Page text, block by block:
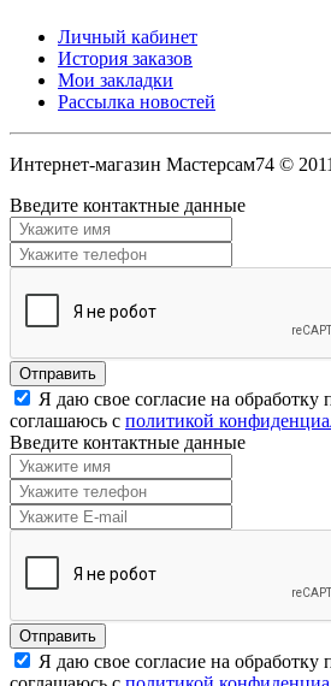
Личный кабинет
История заказов
Мои закладки
Рассылка новостей
Интернет-магазин Мастерсам74 ©
Введите контактные данные
Я даю свое согласие на
соглашаюсь с политикой
Введите контактные данные
Я даю свое согласие на